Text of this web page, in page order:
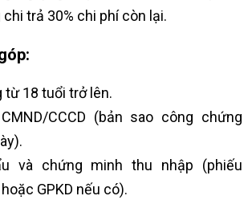
chi trả 30% chi phí còn lại.
từ 18 tuổi trở lên.
CCCD (bản sao công chứng
và chứng minh thu nhập (phiếu
GPKD nếu có).